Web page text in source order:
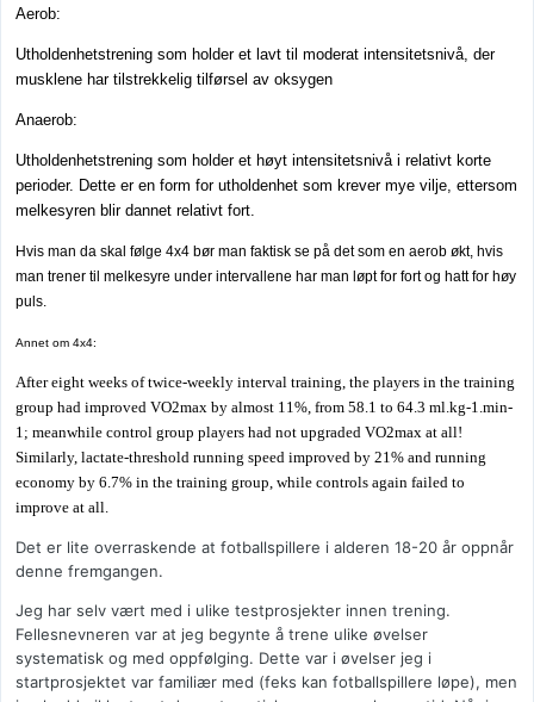
Aerob:
Utholdenhetstrening som holder et lavt til moderat intensitetsnivå, der
musklene har tilstrekkelig tilførsel av oksygen
Anaerob:
Utholdenhetstrening som holder et høyt intensitetsnivå i relativt korte
perioder. Dette er en form for utholdenhet som krever mye vilje, ettersom
melkesyren blir dannet relativt fort.
Hvis man da skal følge 4x4 bør man faktisk se på det som en aerob økt, hvis
man trener til melkesyre under intervallene har man løpt for fort og hatt for høy
puls.
Annet om 4x4:
After eight weeks of twice-weekly interval training, the players in the training
group had improved VO2max by almost 11%, from 58.1 to 64.3 ml.kg-1.min-
1; meanwhile control group players had not upgraded VO2max at all!
Similarly, lactate-threshold running speed improved by 21% and running
economy by 6.7% in the training group, while controls again failed to
improve at all.
Det er lite overraskende at fotballspillere i alderen 18-20 år oppnår
denne fremgangen.
Jeg har selv vært med i ulike testprosjekter innen trening.
Fellesnevneren var at jeg begynte å trene ulike øvelser
systematisk og med oppfølging. Dette var i øvelser jeg i
startprosjektet var familiær med (feks kan fotballspillere løpe), men